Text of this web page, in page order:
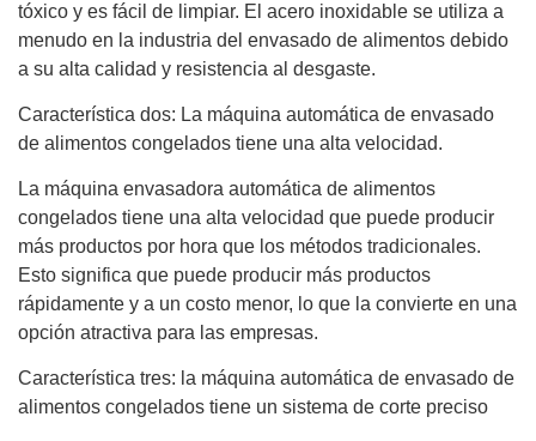
tóxico y es fácil de limpiar. El acero inoxidable se utiliza a
menudo en la industria del envasado de alimentos debido
a su alta calidad y resistencia al desgaste.
Característica dos: La máquina automática de envasado
de alimentos congelados tiene una alta velocidad.
La máquina envasadora automática de alimentos
congelados tiene una alta velocidad que puede producir
más productos por hora que los métodos tradicionales.
Esto significa que puede producir más productos
rápidamente y a un costo menor, lo que la convierte en una
opción atractiva para las empresas.
Característica tres: la máquina automática de envasado de
alimentos congelados tiene un sistema de corte preciso